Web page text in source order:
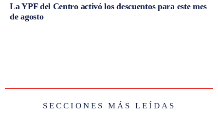
La YPF del Centro activó los descuentos para este mes
de agosto
SECCIONES MÁS LEÍDAS